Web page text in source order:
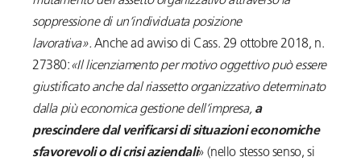
soppressione di un’individuata posizione
lavorativa». Anche ad avviso di Cass. 29 ottobre 2018, n.
27380:«Il licenziamento per motivo oggettivo può essere
giustificato anche dal riassetto organizzativo determinato
dalla più economica gestione dell’impresa, a
prescindere dal verificarsi di situazioni economiche
sfavorevoli o di crisi aziendali» (nello stesso senso, si